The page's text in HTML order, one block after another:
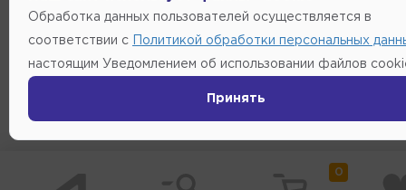
0
Обработка данных пользователей осуществляется в
соответствии с Политикой обработки персональных
настоящим Уведомлением об использовании файлов
Принять